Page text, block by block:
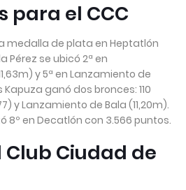
para el CCC
medalla de plata en Heptatlón
Pérez se ubicó 2ª en
y 5ª en Lanzamiento de
ganó dos bronces: 110
y Lanzamiento de Bala (11,20m).
8º en Decatlón con 3.566 puntos.
Ciudad de